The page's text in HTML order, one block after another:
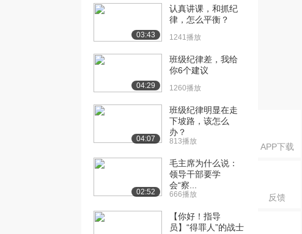
APP下载
反馈
可违法》
公执法》
人人平等》
[19] 第19集《遵守法规，
构建文明网络》
[20] 第20集《不畏强权，
维护法律尊严》
6.9万播放
03:43
认真讲课，和抓纪
律，怎么平衡？
1241播放
04:29
班级纪律差，我给
你6个建议
1260播放
04:07
班级纪律明显在走
下坡路，该怎么
办？
813播放
02:52
毛主席为什么说：
领导干部要学
会“察...
666播放
【你好！指导
员】“得罪人”的战士